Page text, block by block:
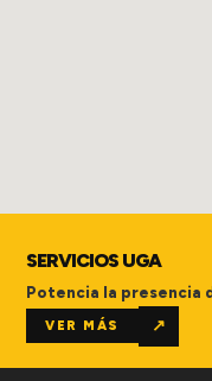
SERVICIOS UGA
Potencia la presencia
VER MÁS ↗